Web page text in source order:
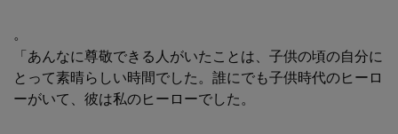
。
「あんなに尊敬できる人がいたことは、子供の頃の自分に
とって素晴らしい時間でした。誰にでも子供時代のヒーロ
ーがいて、彼は私のヒーローでした。